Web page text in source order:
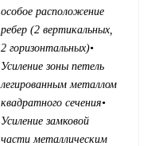
особое расположение
ребер (2 вертикальных,
2 горизонтальных)•
Усиление зоны петель
легированным металлом
квадратного сечения•
Усиление замковой
части металлическим